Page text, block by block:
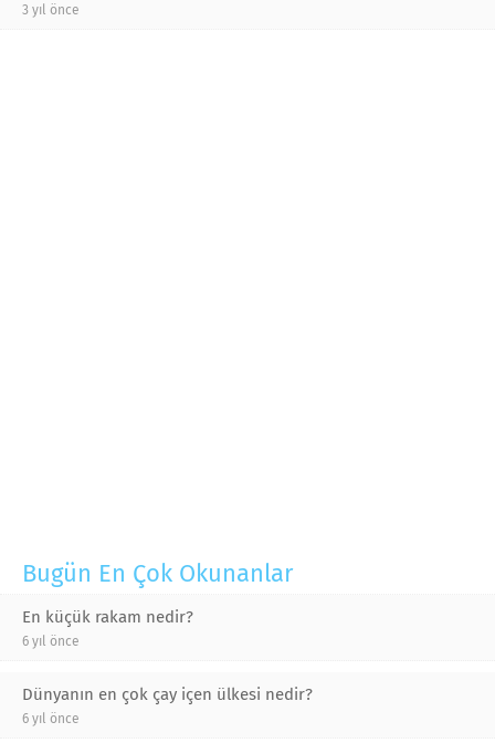
3 yıl önce
Bugün En Çok Okunanlar
En küçük rakam nedir?
6 yıl önce
Dünyanın en çok çay içen ülkesi nedir?
6 yıl önce